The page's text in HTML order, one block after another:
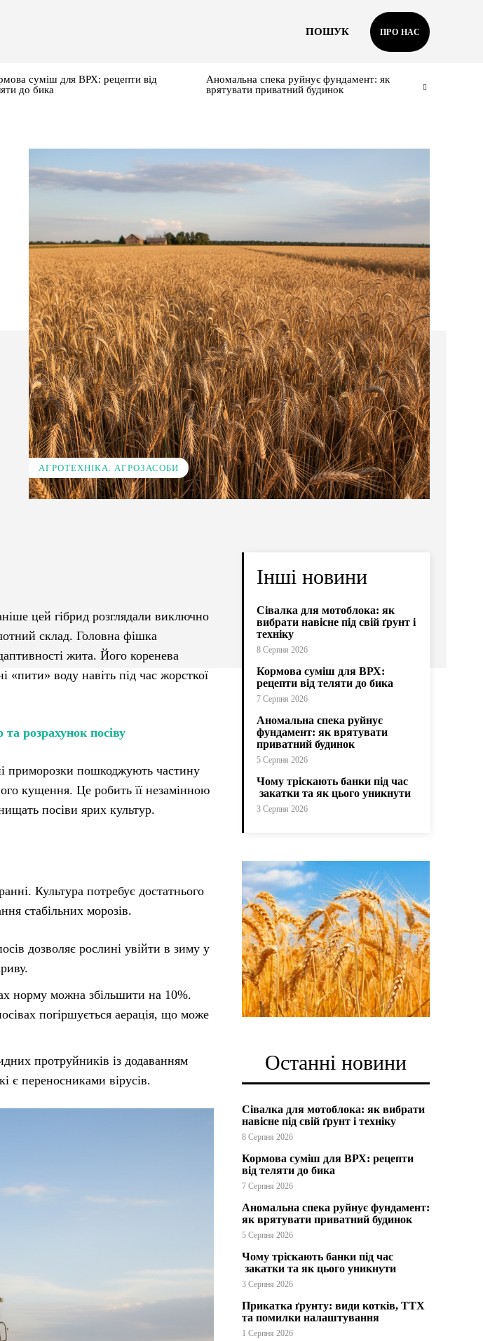
ПОШУК ПРО НАС
суміш для ВРХ: рецепти від
до бика
Аномальна спека руйнує фундамент: як
врятувати приватний будинок
АГРОТЕХНІКА. АГРОЗАСОБИ
цей гібрид розглядали виключно
склад. Головна фішка
жита. Його коренева
воду навіть під час жорсткої
розрахунок посіву
приморозки пошкоджують частину
кущення. Це робить її незамінною
посіви ярих культур.
Культура потребує достатнього
стабільних морозів.
дозволяє рослині увійти в зиму у
норму можна збільшити на 10%.
погіршується аерація, що може
протруйників із додаванням
є переносниками вірусів.
Інші новини
Сівалка для мотоблока: як
вибрати навісне під свій ґрунт і
техніку
8 Серпня 2026
Кормова суміш для ВРХ:
рецепти від теляти до бика
7 Серпня 2026
Аномальна спека руйнує
фундамент: як врятувати
приватний будинок
5 Серпня 2026
Чому тріскають банки під час
закатки та як цього уникнути
3 Серпня 2026
Останні новини
Сівалка для мотоблока: як вибрати
навісне під свій ґрунт і техніку
8 Серпня 2026
Кормова суміш для ВРХ: рецепти
від теляти до бика
7 Серпня 2026
Аномальна спека руйнує фундамент:
як врятувати приватний будинок
5 Серпня 2026
Чому тріскають банки під час
закатки та як цього уникнути
3 Серпня 2026
Прикатка ґрунту: види котків, ТТХ
та помилки налаштування
1 Серпня 2026